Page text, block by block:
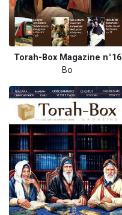
Torah-Box Magazine n°16
Bo